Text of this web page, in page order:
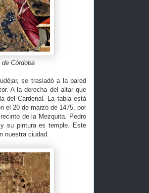
Córdoba
se trasladó a la pared
A la derecha del altar que
del Cardenal. La tabla está
el 20 de marzo de 1475, por
de la Mezquita. Pedro
su pintura es temple. Este
nuestra ciudad.